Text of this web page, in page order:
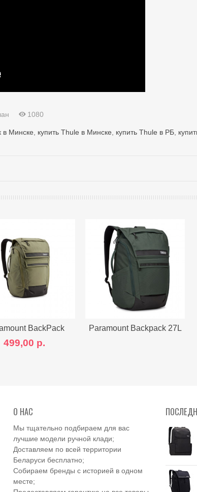
1080
в Минске, купить Thule в Минске, купить Thule в РБ,
BackPack
оливковый...
499,00 р.
Paramount Backpack 27L
О НАС
Мы тщательно подбираем для вас
лучшие модели ручной клади;
Доставляем по всей территории
Беларуси бесплатно;
Собираем бренды с историей в одном
месте;